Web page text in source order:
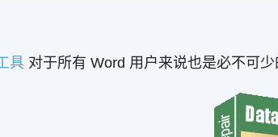
具 对于所有 Word 用户来说也是必不可